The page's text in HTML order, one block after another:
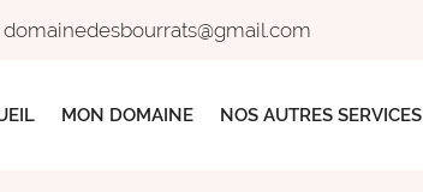
MON DOMAINE NOS AUTRES SERVICES